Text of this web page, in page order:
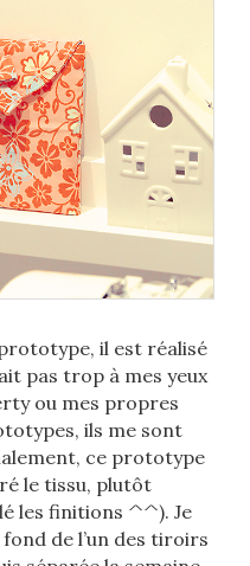
il est réalisé
pas trop à mes yeux
ou mes propres
ils me sont
ce prototype
le tissu, plutôt
les finitions ^^). Je
de l’un des tiroirs